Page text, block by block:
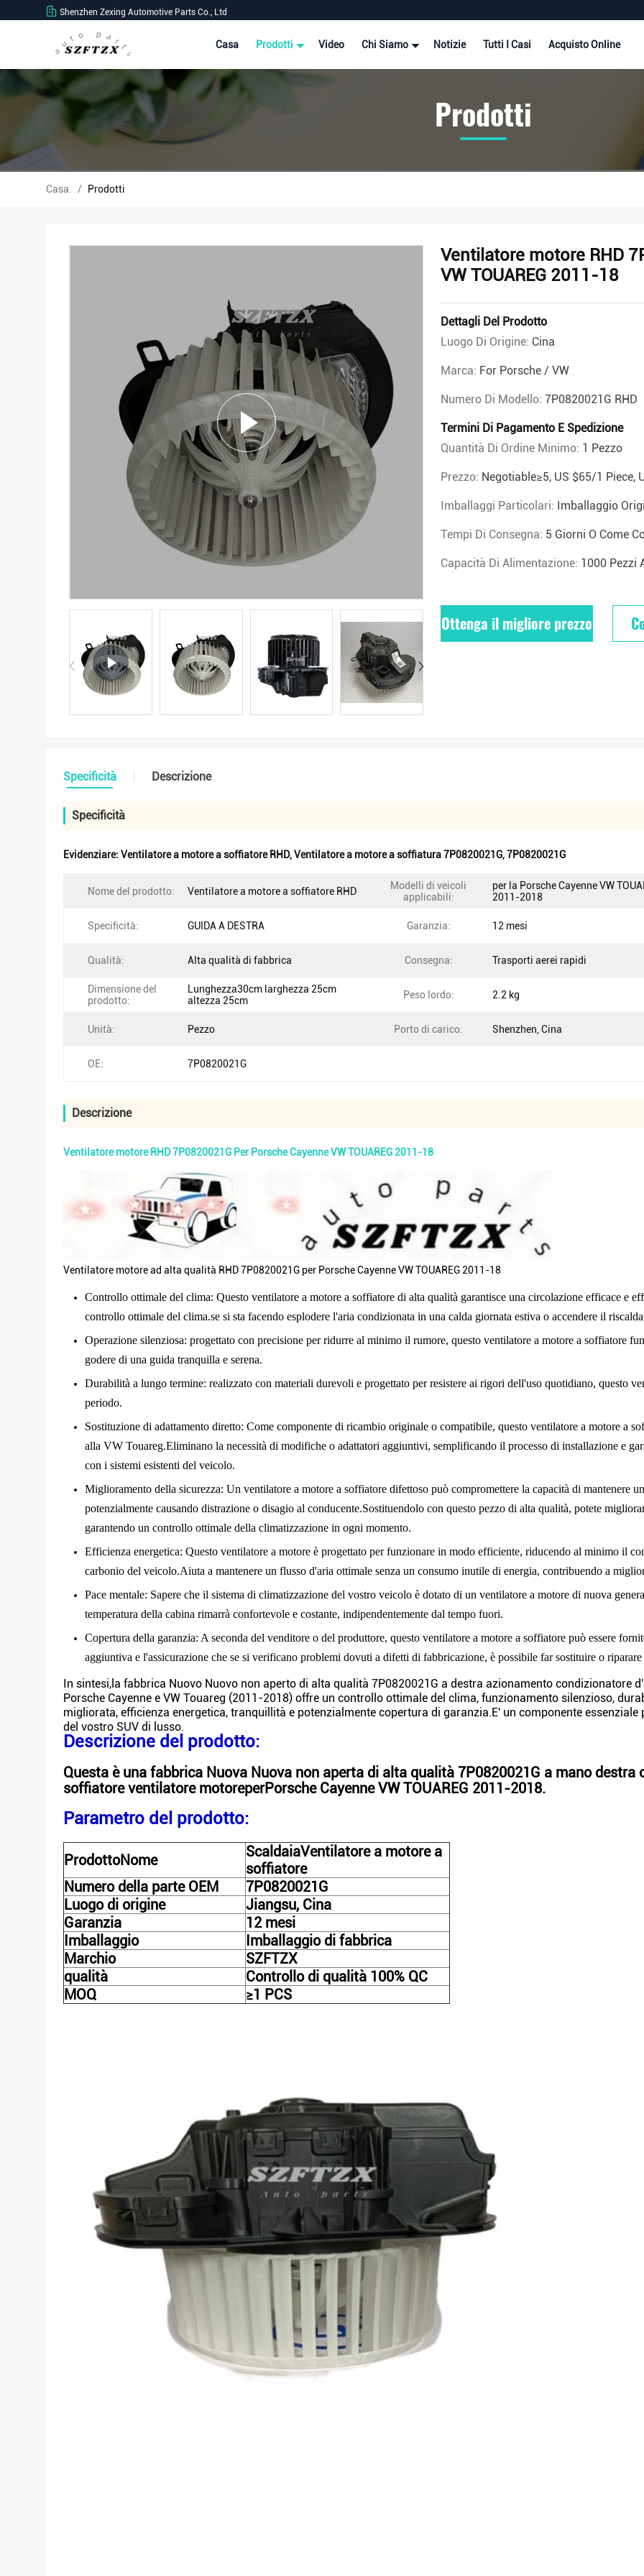
Shenzhen Zexing Automotive Parts Co., Ltd
Casa Prodotti Video Chi Siamo Notizie Tutti I Casi Acquisto Online
Prodotti
Casa. / Prodotti
Ventilatore motore RHD
VW TOUAREG 2011-18
Dettagli Del Prodotto
Luogo Di Origine: Cina
Marca: For Porsche / VW
Numero Di Modello: 7P0820021G RHD
Termini Di Pagamento E Spedizione
Quantità Di Ordine Minimo: 1 Pezzo
Prezzo: Negotiable≥5, US $65/1 Piece,
Imballaggi Particolari: Imballaggio
Tempi Di Consegna: 5 Giorni O Come
Capacità Di Alimentazione: 1000 Pezzi
Ottenga il migliore prezzo
Specificità Descrizione
Specificità
Evidenziare: Ventilatore a motore a soffiatore RHD,Ventilatore a motore a soffiatura 7P0820021G,7P0820021G
Nome del prodotto: Ventilatore a motore a soffiatore RHD
Modelli di veicoli
applicabili:
per la Porsche Cayenne VW
2011-2018
Specificità: GUIDA A DESTRA Garanzia: 12 mesi
Qualità: Alta qualità di fabbrica Consegna: Trasporti aerei rapidi
Dimensione del
prodotto:
Lunghezza30cm larghezza 25cm
altezza 25cm
Peso lordo: 2.2 kg
Unità: Pezzo Porto di carico: Shenzhen, Cina
OE: 7P0820021G
Descrizione
Ventilatore motore RHD 7P0820021G Per Porsche Cayenne VW TOUAREG 2011-18
Ventilatore motore ad alta qualità RHD 7P0820021G per Porsche Cayenne VW TOUAREG 2011-18
Controllo ottimale del clima: Questo ventilatore a motore a soffiatore di alta qualità garantisce una circolazione efficace e
controllo ottimale del clima.se si sta facendo esplodere l'aria condizionata in una calda giornata estiva o accendere il
Operazione silenziosa: progettato con precisione per ridurre al minimo il rumore, questo ventilatore a motore a soffiatore
godere di una guida tranquilla e serena.
Durabilità a lungo termine: realizzato con materiali durevoli e progettato per resistere ai rigori dell'uso quotidiano, questo
periodo.
Sostituzione di adattamento diretto: Come componente di ricambio originale o compatibile, questo ventilatore a motore a
alla VW Touareg.Eliminano la necessità di modifiche o adattatori aggiuntivi, semplificando il processo di installazione e
con i sistemi esistenti del veicolo.
Miglioramento della sicurezza: Un ventilatore a motore a soffiatore difettoso può compromettere la capacità di mantenere
potenzialmente causando distrazione o disagio al conducente.Sostituendolo con questo pezzo di alta qualità, potete
garantendo un controllo ottimale della climatizzazione in ogni momento.
Efficienza energetica: Questo ventilatore a motore è progettato per funzionare in modo efficiente, riducendo al minimo il
carbonio del veicolo.Aiuta a mantenere un flusso d'aria ottimale senza un consumo inutile di energia, contribuendo a
Pace mentale: Sapere che il sistema di climatizzazione del vostro veicolo è dotato di un ventilatore a motore di nuova
temperatura della cabina rimarrà confortevole e costante, indipendentemente dal tempo fuori.
Copertura della garanzia: A seconda del venditore o del produttore, questo ventilatore a motore a soffiatore può essere
aggiuntiva e l'assicurazione che se si verificano problemi dovuti a difetti di fabbricazione, è possibile far sostituire o
In sintesi,la fabbrica Nuovo Nuovo non aperto di alta qualità 7P0820021G a destra azionamento condizionatore
Porsche Cayenne e VW Touareg (2011-2018) offre un controllo ottimale del clima, funzionamento silenzioso,
migliorata, efficienza energetica, tranquillità e potenzialmente copertura di garanzia.E' un componente
del vostro SUV di lusso.
Descrizione del prodotto:
Questa è una fabbrica Nuova Nuova non aperta di alta qualità 7P0820021G a mano
soffiatore ventilatore motoreperPorsche Cayenne VW TOUAREG 2011-2018.
Parametro del prodotto:
ProdottoNome ScaldaiaVentilatore a motore a
soffiatore
Numero della parte OEM
7P0820021G
Luogo di origine
Jiangsu, Cina
Garanzia
12 mesi
Imballaggio
Imballaggio di fabbrica
Marchio
SZFTZX
qualità
Controllo di qualità 100% QC
MOQ
≥1 PCS